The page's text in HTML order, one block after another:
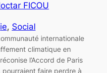
FICOU
, Social
internationale
climatique en
l’Accord de Paris
faire perdre à